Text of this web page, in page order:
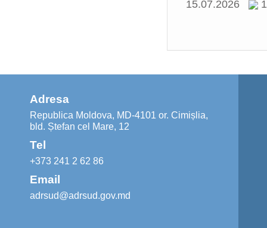
15.07.2026
Adresa
Republica Moldova, MD-4101 or. Cimișlia,
bld. Ștefan cel Mare, 12
Tel
+373 241 2 62 86
Email
adrsud@adrsud.gov.md